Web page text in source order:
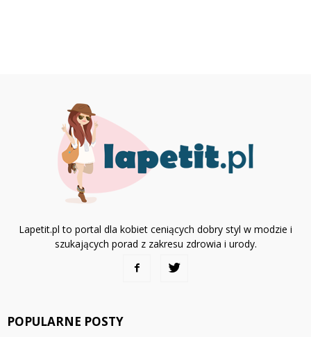
Lapetit.pl to portal dla kobiet ceniących dobry styl w modzie i
szukających porad z zakresu zdrowia i urody.
POPULARNE POSTY